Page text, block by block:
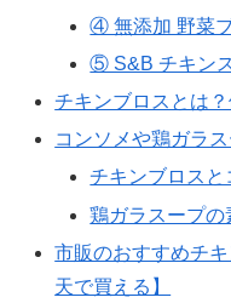
④ 無添加 野菜
⑤ S&B チキン
チキンブロスとは
コンソメや鶏ガラ
チキンブロスと
鶏ガラスープの
市販のおすすめチ
天で買える】